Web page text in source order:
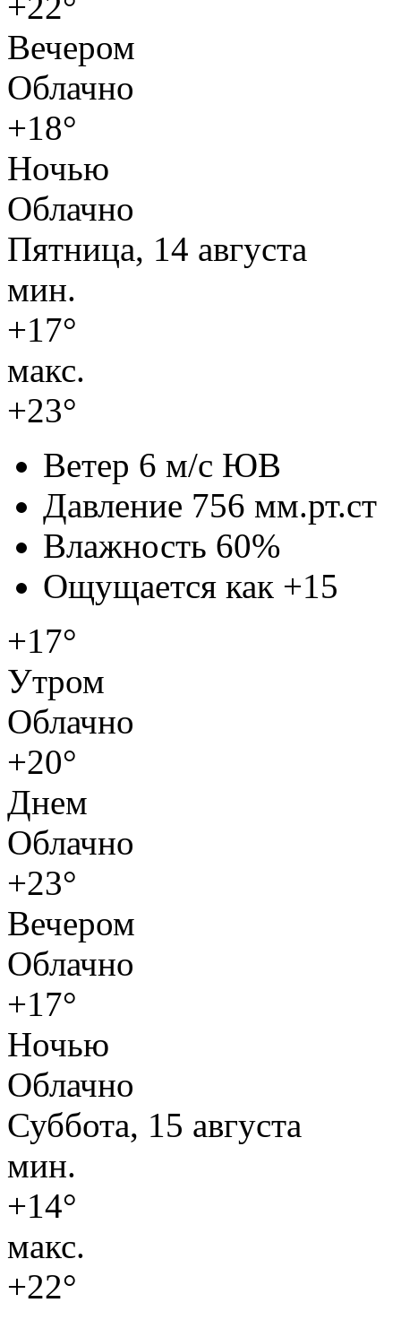
Вечером
Облачно
+18°
Ночью
Облачно
Пятница, 14 августа
мин.
+17°
макс.
+23°
Ветер 6 м/с ЮВ
Давление 756 мм.рт.ст
Влажность 60%
Ощущается как +15
+17°
Утром
Облачно
+20°
Днем
Облачно
+23°
Вечером
Облачно
+17°
Ночью
Облачно
Суббота, 15 августа
мин.
+14°
макс.
+22°